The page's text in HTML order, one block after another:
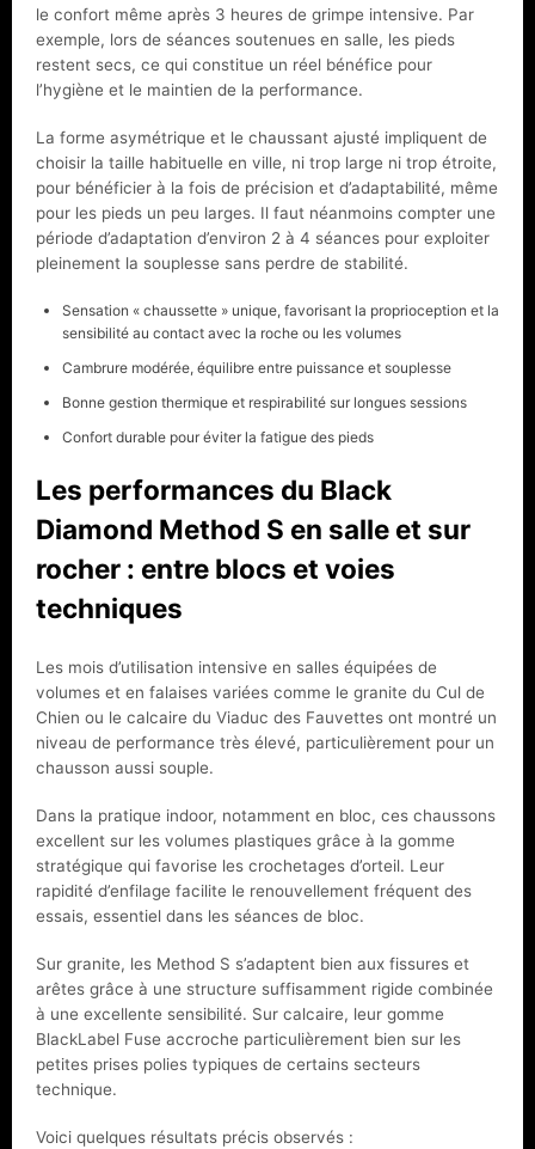
le confort même après 3 heures de grimpe intensive. Par
exemple, lors de séances soutenues en salle, les pieds
restent secs, ce qui constitue un réel bénéfice pour
l’hygiène et le maintien de la performance.
La forme asymétrique et le chaussant ajusté impliquent de
choisir la taille habituelle en ville, ni trop large ni trop étroite,
pour bénéficier à la fois de précision et d’adaptabilité, même
pour les pieds un peu larges. Il faut néanmoins compter une
période d’adaptation d’environ 2 à 4 séances pour exploiter
pleinement la souplesse sans perdre de stabilité.
Sensation « chaussette » unique, favorisant la proprioception et la
sensibilité au contact avec la roche ou les volumes
Cambrure modérée, équilibre entre puissance et souplesse
Bonne gestion thermique et respirabilité sur longues sessions
Confort durable pour éviter la fatigue des pieds
Les performances du Black
Diamond Method S en salle et sur
rocher : entre blocs et voies
techniques
Les mois d’utilisation intensive en salles équipées de
volumes et en falaises variées comme le granite du Cul de
Chien ou le calcaire du Viaduc des Fauvettes ont montré un
niveau de performance très élevé, particulièrement pour un
chausson aussi souple.
Dans la pratique indoor, notamment en bloc, ces chaussons
excellent sur les volumes plastiques grâce à la gomme
stratégique qui favorise les crochetages d’orteil. Leur
rapidité d’enfilage facilite le renouvellement fréquent des
essais, essentiel dans les séances de bloc.
Sur granite, les Method S s’adaptent bien aux fissures et
arêtes grâce à une structure suffisamment rigide combinée
à une excellente sensibilité. Sur calcaire, leur gomme
BlackLabel Fuse accroche particulièrement bien sur les
petites prises polies typiques de certains secteurs
technique.
Voici quelques résultats précis observés :